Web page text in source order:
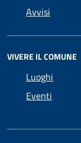
Avvisi
VIVERE IL COMUNE
Luoghi
Eventi